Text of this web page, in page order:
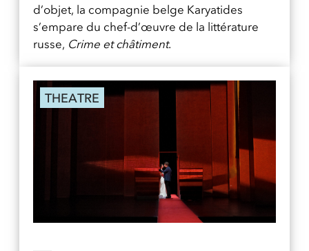
d’objet, la compagnie belge Karyatides
s’empare du chef-d’œuvre de la littérature
russe, Crime et châtiment.
THEATRE